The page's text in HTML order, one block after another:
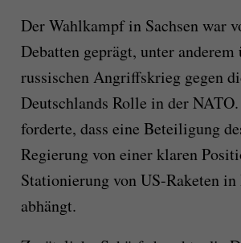
Der Wahlkampf in Sachsen war
Debatten geprägt, unter anderem
russischen Angriffskrieg gegen
Deutschlands Rolle in der
forderte, dass eine Beteiligung
Regierung von einer klaren
Stationierung von US-Raketen
abhängt.